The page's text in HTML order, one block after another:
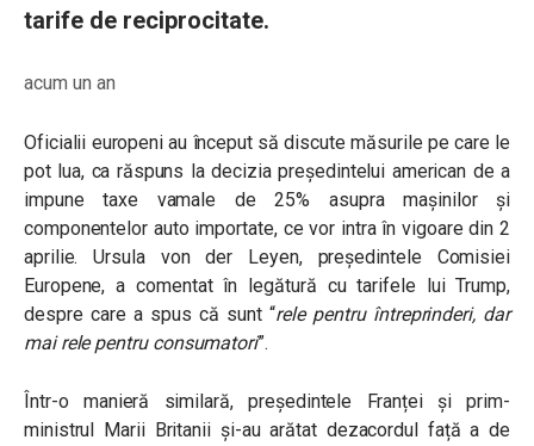
tarife de reciprocitate.
acum un an
Oficialii europeni au început să discute măsurile pe care le
pot lua, ca răspuns la decizia președintelui american de a
impune taxe vamale de 25% asupra mașinilor și
componentelor auto importate, ce vor intra în vigoare din 2
aprilie.
Ursula von der Leyen, președintele Comisiei
Europene, a comentat în legătură cu tarifele lui Trump,
despre care a spus că sunt“rele pentru întreprinderi, dar
mai rele pentru consumatori”.
Într-o manieră similară, președintele Franței și prim-
ministrul Marii Britanii și-au arătat dezacordul față a de